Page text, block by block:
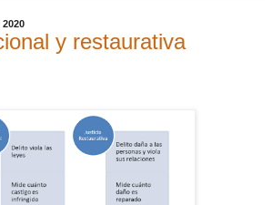
y restaurativa